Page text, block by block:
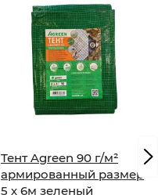
Тент Agreen 90 г/м²
армированный размер
5 х 6м зеленый